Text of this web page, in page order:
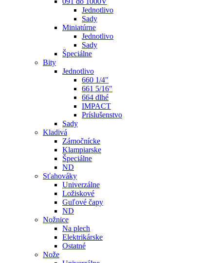
Jednotlivo
Sady
Miniatúrne
Jednotlivo
Sady
Špeciálne
Bity
Jednotlivo
660 1/4"
661 5/16"
664 dlhé
IMPACT
Príslušenstvo
Sady
Kladivá
Zámočnícke
Klampiarske
Špeciálne
ND
Sťahováky
Univerzálne
Ložiskové
Guľové čapy
ND
Nožnice
Na plech
Elektrikárske
Ostatné
Nože